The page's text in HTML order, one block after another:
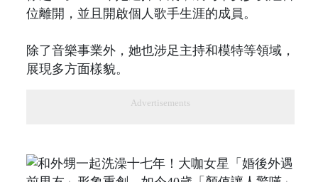
位離開，並且開啟個人歌手生涯的成員。
除了音樂事業外，她也涉足主持和模特等領域，
展現多方面樣貌。
Advertisements